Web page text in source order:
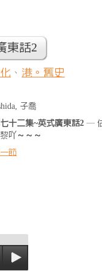
東話2
、 港。舊史
子喬
十二集~英式廣東話2 —
吖～～～
節